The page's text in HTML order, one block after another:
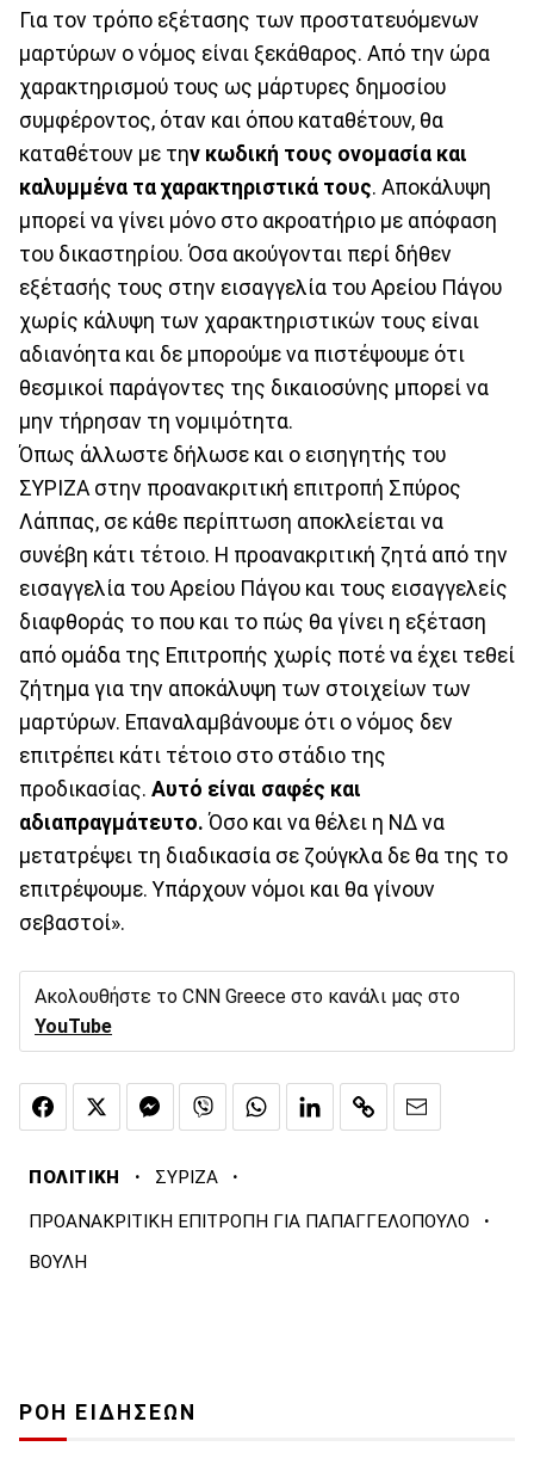
Για τον τρόπο εξέτασης των προστατευόμενων
μαρτύρων ο νόμος είναι ξεκάθαρος. Από την ώρα
χαρακτηρισμού τους ως μάρτυρες δημοσίου
συμφέροντος, όταν και όπου καταθέτουν, θα
καταθέτουν με την κωδική τους ονομασία και
καλυμμένα τα χαρακτηριστικά τους. Αποκάλυψη
μπορεί να γίνει μόνο στο ακροατήριο με απόφαση
του δικαστηρίου. Όσα ακούγονται περί δήθεν
εξέτασής τους στην εισαγγελία του Αρείου Πάγου
χωρίς κάλυψη των χαρακτηριστικών τους είναι
αδιανόητα και δε μπορούμε να πιστέψουμε ότι
θεσμικοί παράγοντες της δικαιοσύνης μπορεί να
μην τήρησαν τη νομιμότητα.
Όπως άλλωστε δήλωσε και ο εισηγητής του
ΣΥΡΙΖΑ στην προανακριτική επιτροπή Σπύρος
Λάππας, σε κάθε περίπτωση αποκλείεται να
συνέβη κάτι τέτοιο. Η προανακριτική ζητά από την
εισαγγελία του Αρείου Πάγου και τους εισαγγελείς
διαφθοράς το που και το πώς θα γίνει η εξέταση
από ομάδα της Επιτροπής χωρίς ποτέ να έχει τεθεί
ζήτημα για την αποκάλυψη των στοιχείων των
μαρτύρων. Επαναλαμβάνουμε ότι ο νόμος δεν
επιτρέπει κάτι τέτοιο στο στάδιο της
προδικασίας. Αυτό είναι σαφές και
αδιαπραγμάτευτο. Όσο και να θέλει η ΝΔ να
μετατρέψει τη διαδικασία σε ζούγκλα δε θα της το
επιτρέψουμε. Υπάρχουν νόμοι και θα γίνουν
σεβαστοί».
Ακολουθήστε το CNN Greece στο κανάλι μας στο
YouTube
ΠΟΛΙΤΙΚΗ · ΣΥΡΙΖΑ ·
ΠΡΟΑΝΑΚΡΙΤΙΚΗ ΕΠΙΤΡΟΠΗ ΓΙΑ ΠΑΠΑΓΓΕΛΟΠΟΥΛΟ ·
ΒΟΥΛΗ
ΡΟΗ ΕΙΔΗΣΕΩΝ